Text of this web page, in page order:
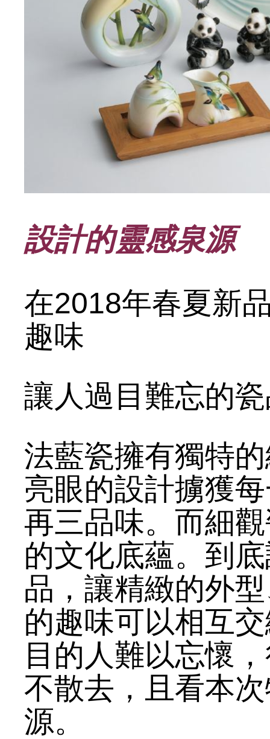
設計的靈感泉源
在2018年春夏新
趣味
讓人過目難忘的
法藍瓷擁有獨特
亮眼的設計擄獲
再三品味。而細
的文化底蘊。到
品，讓精緻的外
的趣味可以相互
目的人難以忘懷
不散去，且看本
源。